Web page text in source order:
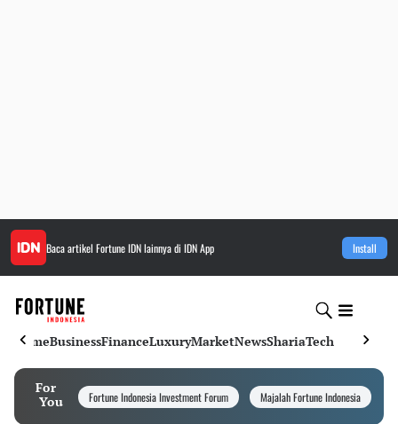
Baca artikel Fortune IDNlainnya di IDN App Install
HomeBusinessFinanceLuxuryMarketNewsShariaTech
For
You
Fortune Indonesia Investment Forum Majalah Fortune Indonesia